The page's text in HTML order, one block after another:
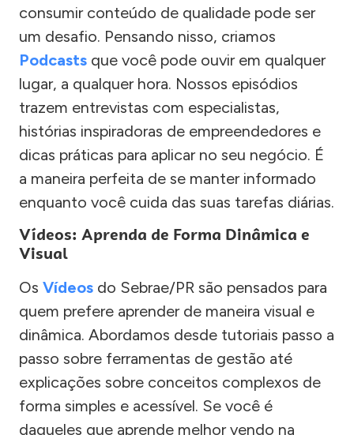
consumir conteúdo de qualidade pode ser
um desafio. Pensando nisso, criamos
Podcasts que você pode ouvir em qualquer
lugar, a qualquer hora. Nossos episódios
trazem entrevistas com especialistas,
histórias inspiradoras de empreendedores e
dicas práticas para aplicar no seu negócio. É
a maneira perfeita de se manter informado
enquanto você cuida das suas tarefas diárias.
Vídeos: Aprenda de Forma Dinâmica e
Visual
Os Vídeos do Sebrae/PR são pensados para
quem prefere aprender de maneira visual e
dinâmica. Abordamos desde tutoriais passo a
passo sobre ferramentas de gestão até
explicações sobre conceitos complexos de
forma simples e acessível. Se você é
daqueles que aprende melhor vendo na